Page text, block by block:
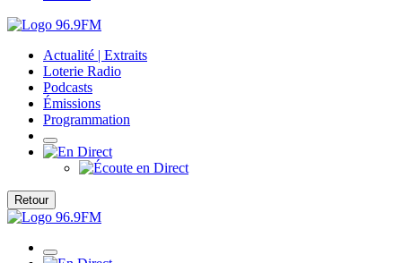
Actualité | Extraits
Loterie Radio
Podcasts
Émissions
Programmation
Retour